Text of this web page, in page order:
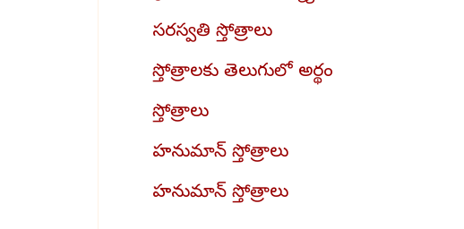
సరస్వతి స్తోత్రాలు
స్తోత్రాలకు తెలుగులో అర్థం
స్తోత్రాలు
హనుమాన్ స్తోత్రాలు
హనుమాన్ స్తోత్రాలు